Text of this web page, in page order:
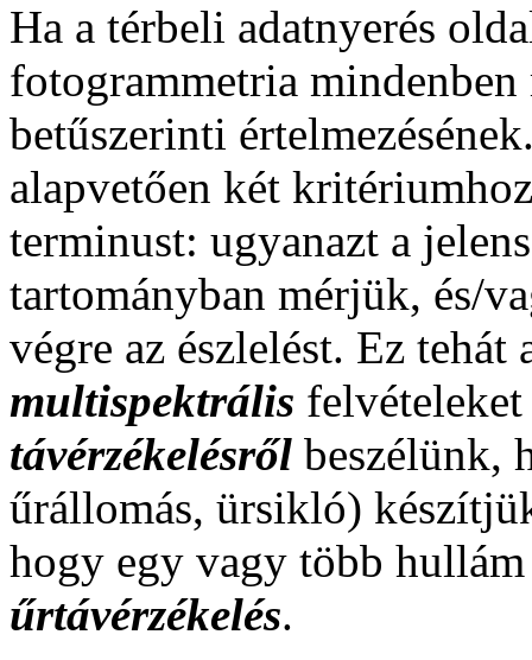
Ha a térbeli adatnyerés
fotogrammetria mindenben
betűszerinti
alapvetően két
terminust: ugyanazt a
tartományban mérjük, és/
végre az észlelést. Ez
multispektrális
távérzékelésről beszélünk,
űrállomás, ürsikló)
hogy egy vagy több
űrtávérzékelés.